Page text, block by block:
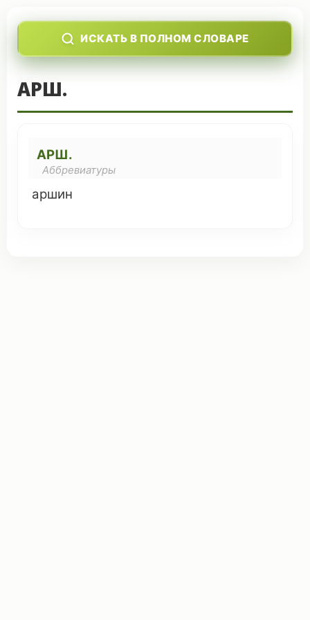
ИСКАТЬ В ПОЛНОМ СЛОВАРЕ
АРШ.
АРШ.
Аббревиатуры
аршин